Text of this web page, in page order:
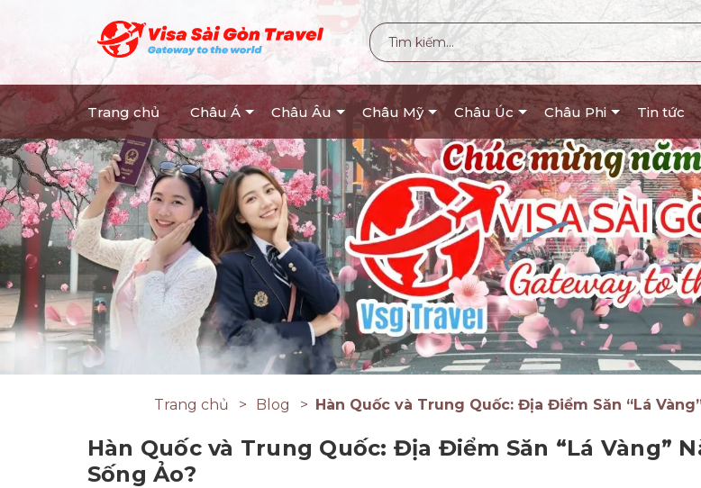
Trang chủ Châu Á Châu Âu Châu Mỹ Châu Úc Châu Phi Tin tức
Trang chủ Blog Hàn Quốc và Trung Quốc: Địa Điểm Săn “Lá
Hàn Quốc và Trung Quốc: Địa Điểm Săn “Lá Vàng”
Sống Ảo?